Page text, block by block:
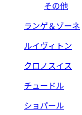
その他
ランゲ＆ゾーネ
ルイヴィトン
クロノスイス
チュードル
ショパール